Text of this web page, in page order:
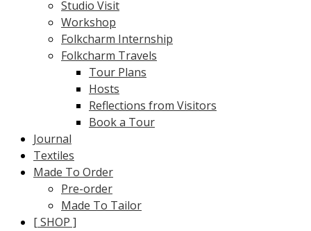
Studio Visit
Workshop
Folkcharm Internship
Folkcharm Travels
Tour Plans
Hosts
Reflections from Visitors
Book a Tour
Journal
Textiles
Made To Order
Pre-order
Made To Tailor
[ SHOP ]